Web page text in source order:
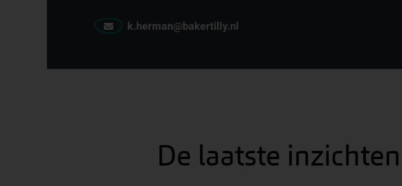
k.herman@bakertilly.nl
De laatste